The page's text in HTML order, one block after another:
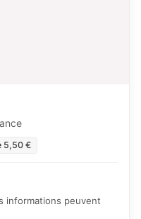
5,50 €
informations peuvent